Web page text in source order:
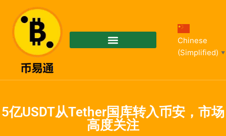
Chinese
(Simplified)
▼
5亿USDT从Tether国库转入币安，市场
高度关注